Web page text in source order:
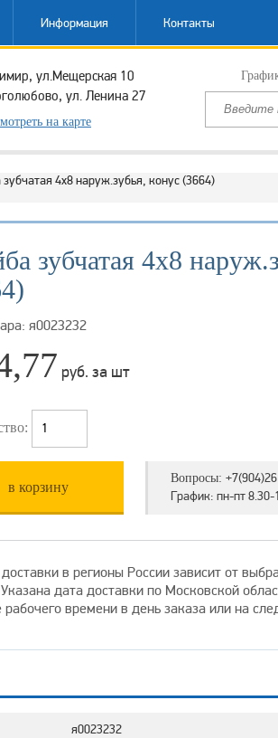
Информация Контакты
ул.Мещерская 10
ул. Ленина 27
на карте
4х8 наруж.зубья, конус (3664)
зубчатая 4х8
я0023232
руб. за шт
в корзину
Вопросы:
График: пн-пт 8.30-
в регионы России зависит от
дата доставки по Московской
рабочего времени в день заказа или на
я0023232